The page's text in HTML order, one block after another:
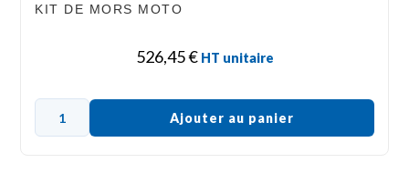
KIT DE MORS MOTO
526,45€ HT unitaire
Ajouter au panier